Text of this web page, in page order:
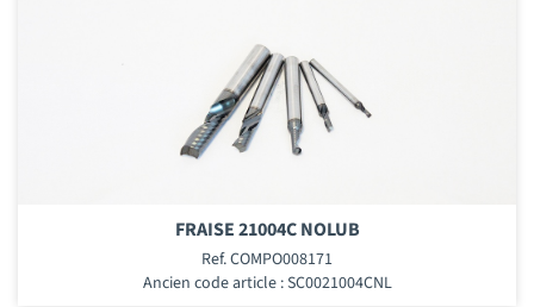
FRAISE 21004C NOLUB
Ref. COMPO008171
Ancien code article : SC0021004CNL